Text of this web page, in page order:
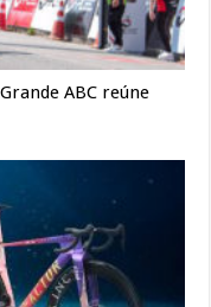
ABC reúne